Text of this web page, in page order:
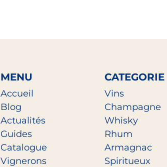
MENU
Accueil
Blog
Actualités
Guides
Catalogue
Vignerons
CATEGORIE
Vins
Champagne
Whisky
Rhum
Armagnac
Spiritueux